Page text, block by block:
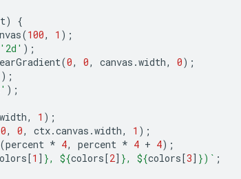
)
{
(100, 1 );
'2d' );
(0, 0, canvas .width, 0);
);
);
width, 1 );
0, 0, ctx.canvas .width, 1 );
(percent * 4, percent * 4 + 4);
[1 ] }, ${colors[2] }, ${colors[3] })` ;